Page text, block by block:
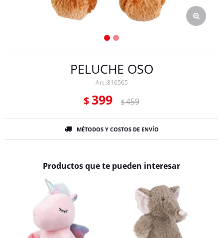
PELUCHE OSO
816565
$ 399 $459
MÉTODOS Y COSTOS DE ENVÍO
Productos que te pueden interesar